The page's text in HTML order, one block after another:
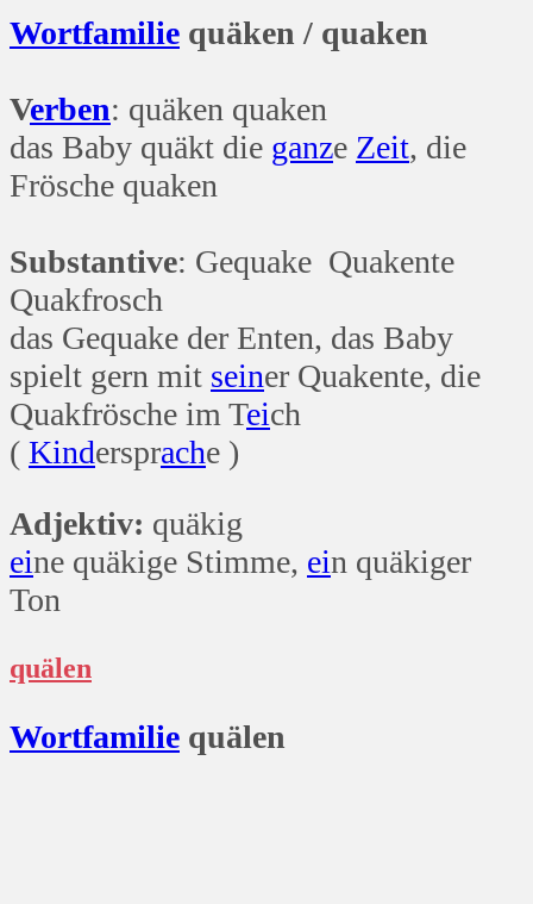
Wortfamilie quäken / quaken
Verben: quäken quaken
das Baby quäkt die ganze Zeit, die
Frösche quaken
Substantive: Gequake Quakente
Quakfrosch
das Gequake der Enten, das Baby
spielt gern mit seiner Quakente, die
Quakfrösche im Teich
( Kindersprache )
Adjektiv: quäkig
eine quäkige Stimme, ein quäkiger
Ton
quälen
Wortfamilie quälen